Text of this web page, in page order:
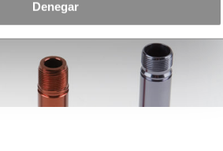
Denegar
a un procesamiento adicional, si se